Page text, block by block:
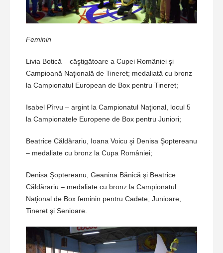
Feminin
Livia Botică – câştigătoare a Cupei României şi
Campioană Naţională de Tineret; medaliată cu bronz
la Campionatul European de Box pentru Tineret;
Isabel Pîrvu – argint la Campionatul Naţional, locul 5
la Campionatele Europene de Box pentru Juniori;
Beatrice Căldărariu, Ioana Voicu şi Denisa Şoptereanu
– medaliate cu bronz la Cupa României;
Denisa Şoptereanu, Geanina Bănică şi Beatrice
Căldărariu – medaliate cu bronz la Campionatul
Naţional de Box feminin pentru Cadete, Junioare,
Tineret şi Senioare.